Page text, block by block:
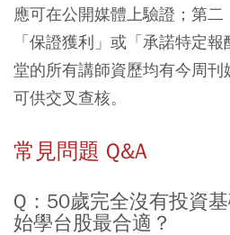
應可在公開媒體上驗證；第
「保證獲利」或「承諾特定
堂的所有講師資歷均有今周刊
可供交叉查核。
常見問題 Q&A
Q：50歲完全沒有投資
始學台股最合適？